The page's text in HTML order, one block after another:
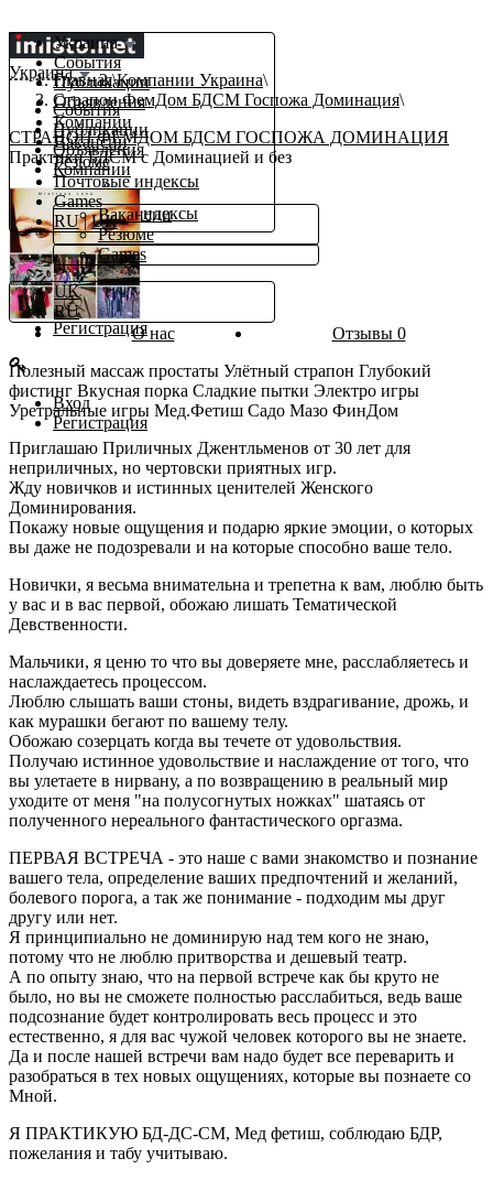
Украина
События
Публикации
Объявления
Компании
Вакансии
Резюме
Почтовые индексы
Games
RU|UK
Украина
События
Публикации
Объявления
Компании
Работаβ
Вакансии
Резюме
Почтовые индексы
Еще
Games
ru
UK
RU
Вход
Регистрация
Вход
Регистрация
Главная Компании Украина
Страпон ФемДом БДСМ Госпожа Доминация
СТРАПОН ФЕМДОМ БДСМ ГОСПОЖА ДОМИНАЦИЯ
Практики БДСМ с Доминацией и без
О нас Отзывы 0
Полезный массаж простаты Улётный страпон Глубокий
фистинг Вкусная порка Сладкие пытки Электро игры
Уретральные игры Мед.Фетиш Садо Мазо ФинДом
Приглашаю Приличных Джентльменов от 30 лет для
неприличных, но чертовски приятных игр.
Жду новичков и истинных ценителей Женского
Доминирования.
Покажу новые ощущения и подарю яркие эмоции, о которых
вы даже не подозревали и на которые способно ваше тело.
Новички, я весьма внимательна и трепетна к вам, люблю быть
у вас и в вас первой, обожаю лишать Тематической
Девственности.
Мальчики, я ценю то что вы доверяете мне, расслабляетесь и
наслаждаетесь процессом.
Люблю слышать ваши стоны, видеть вздрагивание, дрожь, и
как мурашки бегают по вашему телу.
Обожаю созерцать когда вы течете от удовольствия.
Получаю истинное удовольствие и наслаждение от того, что
вы улетаете в нирвану, а по возвращению в реальный мир
уходите от меня "на полусогнутых ножках" шатаясь от
полученного нереального фантастического оргазма.
ПЕРВАЯ ВСТРЕЧА - это наше с вами знакомство и познание
вашего тела, определение ваших предпочтений и желаний,
болевого порога, а так же понимание - подходим мы друг
другу или нет.
Я принципиально не доминирую над тем кого не знаю,
потому что не люблю притворства и дешевый театр.
А по опыту знаю, что на первой встрече как бы круто не
было, но вы не сможете полностью расслабиться, ведь ваше
подсознание будет контролировать весь процесс и это
естественно, я для вас чужой человек которого вы не знаете.
Да и после нашей встречи вам надо будет все переварить и
разобраться в тех новых ощущениях, которые вы познаете со
Мной.
Я ПРАКТИКУЮ БД-ДС-СМ, Мед фетиш, соблюдаю БДР,
пожелания и табу учитываю.